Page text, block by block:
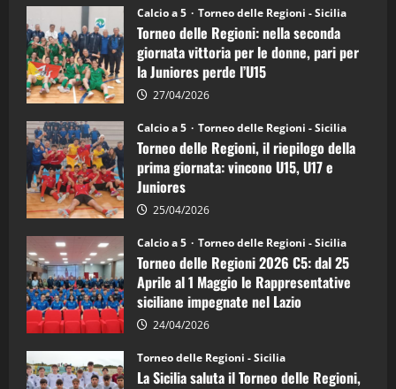
Torneo
delle
Regioni
di
calcio
a
5:
la
Juniores
è
vicecampione
d’Italia
Calcio a 5 Torneo delle Regioni - Sicilia
Torneo delle Regioni: nella seconda
giornata vittoria per le donne, pari per
la Juniores perde l’U15
27/04/2026
Calcio a 5 Torneo delle Regioni - Sicilia
Torneo delle Regioni, il riepilogo della
prima giornata: vincono U15, U17 e
Juniores
25/04/2026
Calcio a 5 Torneo delle Regioni - Sicilia
Torneo delle Regioni 2026 C5: dal 25
Aprile al 1 Maggio le Rappresentative
siciliane impegnate nel Lazio
24/04/2026
Torneo delle Regioni - Sicilia
La Sicilia saluta il Torneo delle Regioni,